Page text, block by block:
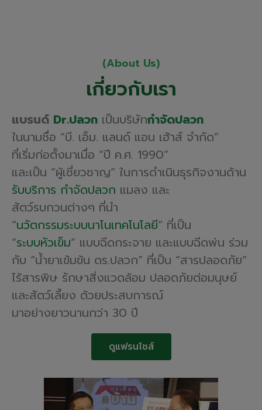
(About Us)
เกี่ยวกับเรา
แบรนด์ Dr.ปลวก เป็นบริษัทกำจัดปลวก
ในนามชื่อ “บี. เอ็ม. แลนด์ แอน เฮ้าส์ จำกัด”
ที่เริ่มก่อตั้งมาเมื่อ “ปี ค.ศ. 1990”
และเป็น “ผู้เชี่ยวชาญ” ในการดำเนินธุรกิจงานด้าน
รับบริการ กำจัดปลวก แมลง และ
สัตว์รบกวนต่างๆ ที่นำ
“นวัตกรรมระบบนาโนเทคโนโลยี” ที่เป็น
“ระบบหัวเข็ม” แบบฉีดกระจาย และแบบฉีดพ่น ร่วม
กับ “น้ำยาเข้มข้น ดร.ปลวก” ที่เป็น “สารปลอดภัย”
ไร้สารพิษ รักษาสิ่งแวดล้อม ปลอดภัยต่อมนุษย์
และสัตว์เลี้ยง ด้วยประสบการณ์
มาอย่างยาวนานกว่า 30 ปี
ดูแฟรนไชส์